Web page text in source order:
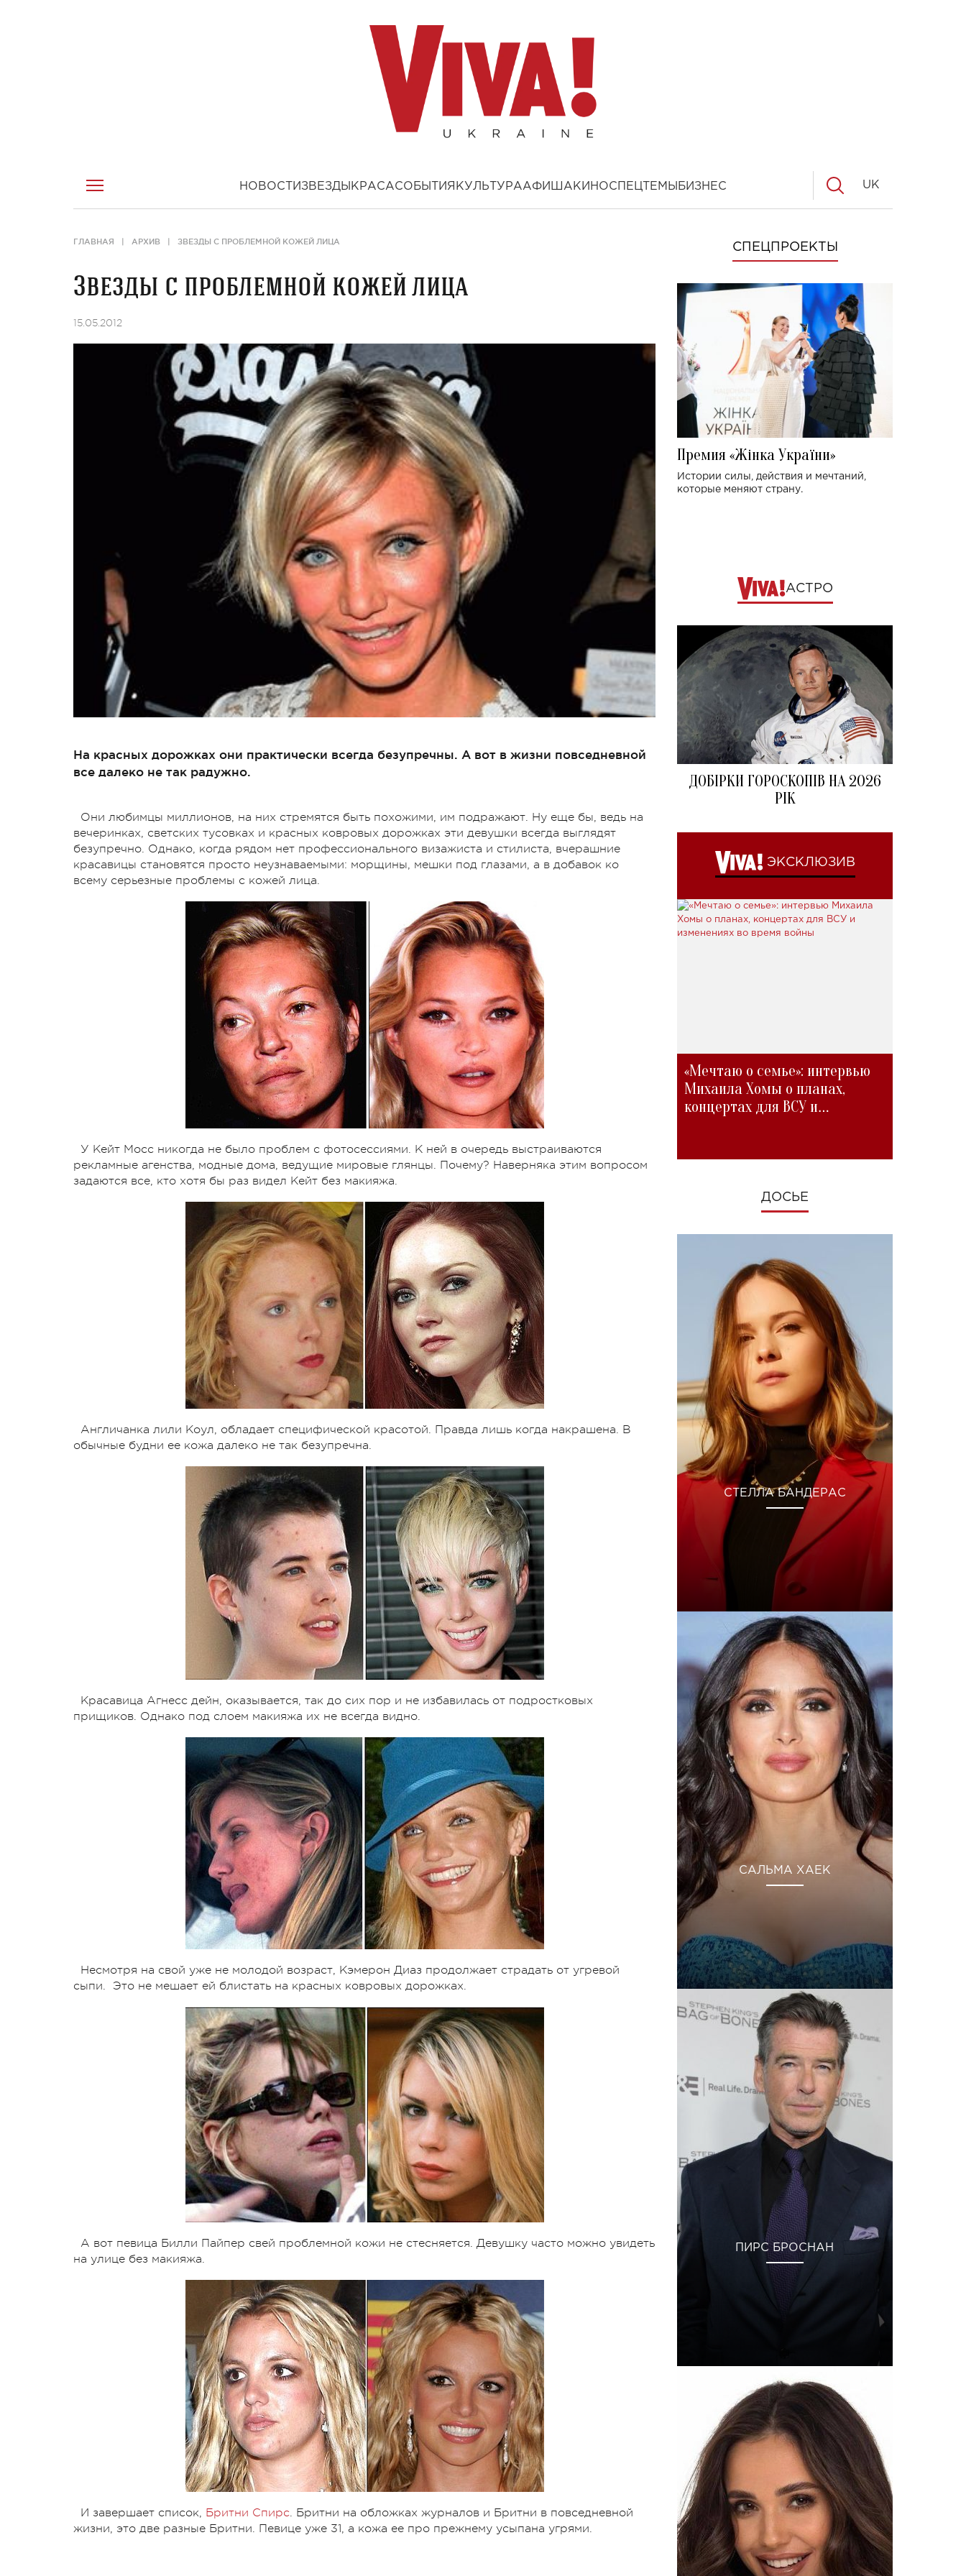
НОВОСТИ ЗВЕЗДЫ КРАСАСОБЫТИЯ КУЛЬТУРААФИША КИНОСПЕЦТЕМЫ БИЗНЕС UK
ГЛАВНАЯ АРХИВ ЗВЕЗДЫ С ПРОБЛЕМНОЙ КОЖЕЙ ЛИЦА
Звезды с проблемной кожей лица
15.05.2012
На красных дорожках они практически всегда безупречны. А вот в жизни повседневной
все далеко не так радужно.
Они любимцы миллионов, на них стремятся быть похожими, им подражают. Ну еще бы, ведь на
вечеринках, светских тусовках и красных ковровых дорожках эти девушки всегда выглядят
безупречно. Однако, когда рядом нет профессионального визажиста и стилиста, вчерашние
красавицы становятся просто неузнаваемыми: морщины, мешки под глазами, а в добавок ко
всему серьезные проблемы с кожей лица.
У Кейт Мосс никогда не было проблем с фотосессиями. К ней в очередь выстраиваются
рекламные агенства, модные дома, ведущие мировые глянцы. Почему? Наверняка этим вопросом
задаются все, кто хотя бы раз видел Кейт без макияжа.
Англичанка лили Коул, обладает специфической красотой. Правда лишь когда накрашена. В
обычные будни ее кожа далеко не так безупречна.
Красавица Агнесс дейн, оказывается, так до сих пор и не избавилась от подростковых
прищиков. Однако под слоем макияжа их не всегда видно.
Несмотря на свой уже не молодой возраст, Кэмерон Диаз продолжает страдать от угревой
сыпи. Это не мешает ей блистать на красных ковровых дорожках.
А вот певица Билли Пайпер свей проблемной кожи не стесняется. Девушку часто можно увидеть
на улице без макияжа.
И завершает список, Бритни Спирс. Бритни на обложках журналов и Бритни в повседневной
жизни, это две разные Бритни. Певице уже 31, а кожа ее про прежнему усыпана угрями.
СПЕЦПРОЕКТЫ
Премия «Жінка України»
Истории силы, действия и мечтаний,
которые меняют страну.
АСТРО
ДОБІРКИ ГОРОСКОПІВ НА 2026
РІК
ЭКСКЛЮЗИВ
«Мечтаю о семье»: интервью
Михаила Хомы о планах,
концертах для ВСУ и
ДОСЬЕ
СТЕЛЛА БАНДЕРАС
САЛЬМА ХАЕК
ПИРС БРОСНАН